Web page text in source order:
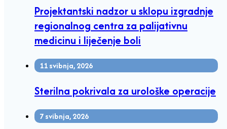
Projektantski nadzor u sklopu izgradnje
regionalnog centra za palijativnu
medicinu i liječenje boli
11 svibnja, 2026
Sterilna pokrivala za urološke operacije
7 svibnja, 2026